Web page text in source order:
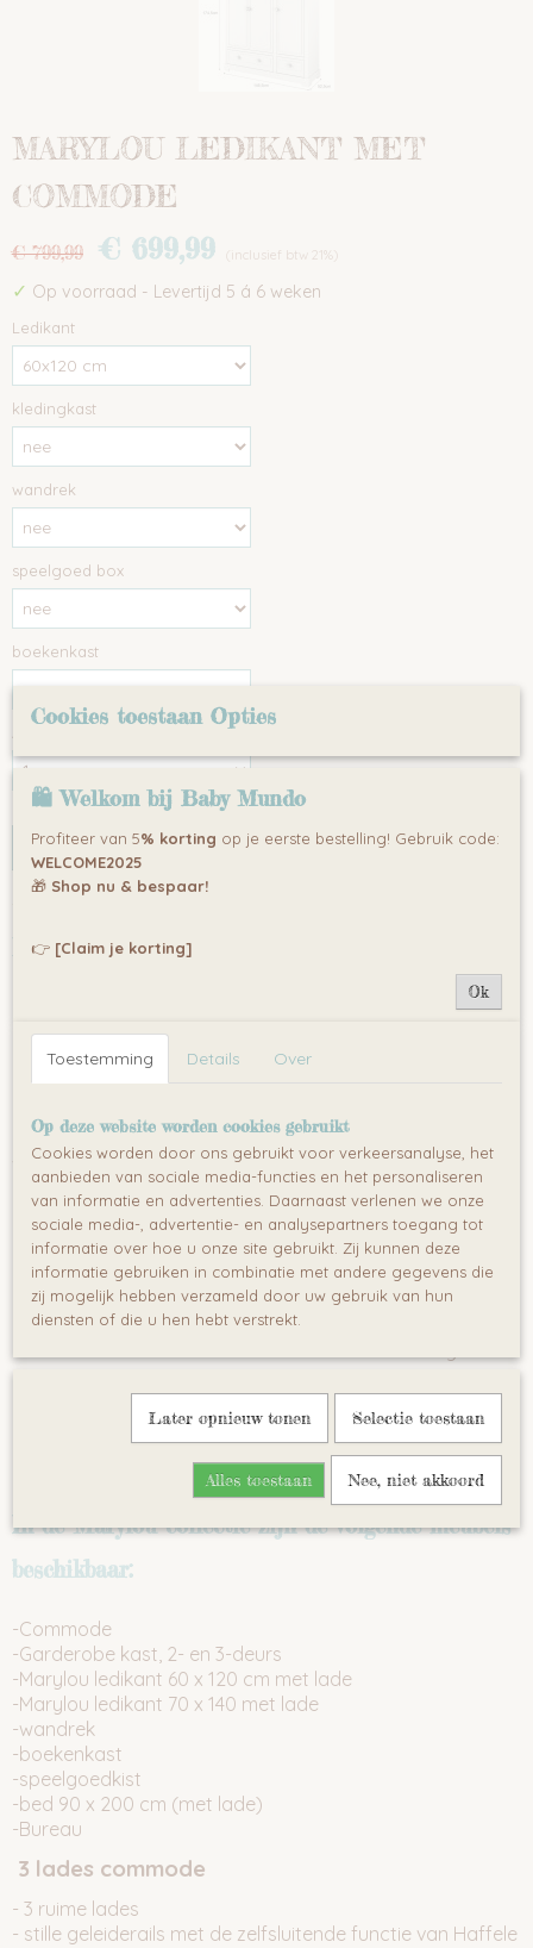
MARYLOU LEDIKANT MET
COMMODE
€ 799,99 € 699,99 (inclusief btw 21%)
✓ Op voorraad - Levertijd 5 á 6 weken
Ledikant
kledingkast
wandrek
speelgoed box
boekenkast
IN WINKELWAGEN
Omschrijving
BELLAMY MARYLOU LEDIKANT
Klassieke en elegante collectie met een frisse delicate
look verrijkt met zilveren knoppen.
De collectie voldoet aan alle Europese normen voor de
veiligheid er zijn alleen veilige materialen gebruikt in het
productieproces zoals:
De verf die gebruikt is voor de afwerking is veilig voor
de baby , kras-bestand en zal na verloop van tijd niet
vergelen.
Alle lade's zijn voorzien van een zelfsluitend
Collectie is gemaakt van MDF, wit en mfc en in wit
In de Marylou collectie zijn de volgende meubels
beschikbaar:
-Commode
-Garderobe kast, 2- en 3-deurs
-Marylou ledikant 60 x 120 cm met lade
-Marylou ledikant 70 x 140 met lade
-wandrek
-boekenkast
-speelgoedkist
-bed 90 x 200 cm (met lade)
-Bureau
3 lades commode
- 3 ruime lades
- stille geleiderails met de zelfsluitende functie van Haffele
Cookies toestaan Opties
🛍 Welkom bij Baby Mundo
Profiteer van 5% korting op je eerste bestelling! Gebruik code:
WELCOME2025
🎁 Shop nu & bespaar!
👉 [Claim je korting]
Ok
Toestemming Details Over
Op deze website worden cookies gebruikt
Cookies worden door ons gebruikt voor verkeersanalyse, het
aanbieden van sociale media-functies en het personaliseren
van informatie en advertenties. Daarnaast verlenen we onze
sociale media-, advertentie- en analysepartners toegang tot
informatie over hoe u onze site gebruikt. Zij kunnen deze
informatie gebruiken in combinatie met andere gegevens die
zij mogelijk hebben verzameld door uw gebruik van hun
diensten of die u hen hebt verstrekt.
Later opnieuw tonen Selectie toestaan
Alles toestaan Nee, niet akkoord